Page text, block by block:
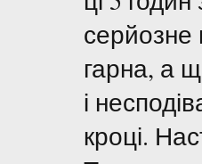
серйозне
гарна, а
і
кроці.